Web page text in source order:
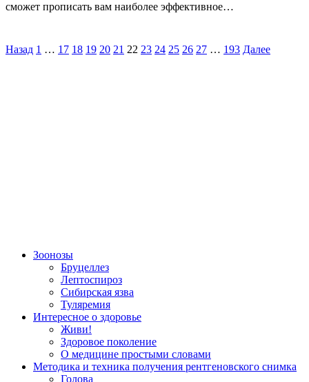
сможет прописать вам наиболее эффективное…
Назад 1 … 17 18 19 20 21 22 23 24 25 26 27 … 193 Далее
Зоонозы
Бруцеллез
Лептоспироз
Сибирская язва
Туляремия
Интересное о здоровье
Живи!
Здоровое поколение
О медицине простыми словами
Методика и техника получения рентгеновского снимка
Голова